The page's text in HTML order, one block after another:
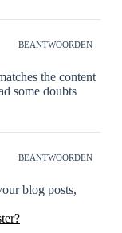
BEANTWOORDEN
the content
some doubts
BEANTWOORDEN
blog posts,